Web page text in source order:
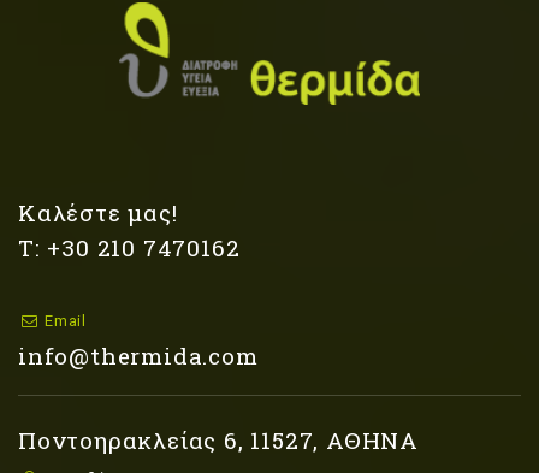
Καλέστε μας!
Τ: +30 210 7470162
Email
info@thermida.com
Ποντοηρακλείας 6, 11527, ΑΘΗΝΑ